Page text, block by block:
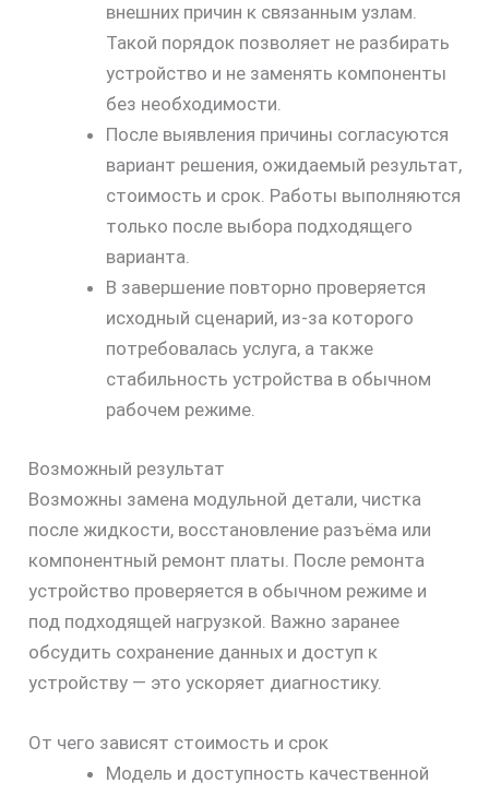
внешних причин к связанным узлам.
Такой порядок позволяет не разбирать
устройство и не заменять компоненты
без необходимости.
После выявления причины согласуются
вариант решения, ожидаемый результат,
стоимость и срок. Работы выполняются
только после выбора подходящего
варианта.
В завершение повторно проверяется
исходный сценарий, из-за которого
потребовалась услуга, а также
стабильность устройства в обычном
рабочем режиме.
Возможный результат
Возможны замена модульной детали, чистка
после жидкости, восстановление разъёма или
компонентный ремонт платы. После ремонта
устройство проверяется в обычном режиме и
под подходящей нагрузкой. Важно заранее
обсудить сохранение данных и доступ к
устройству — это ускоряет диагностику.
От чего зависят стоимость и срок
Модель и доступность качественной